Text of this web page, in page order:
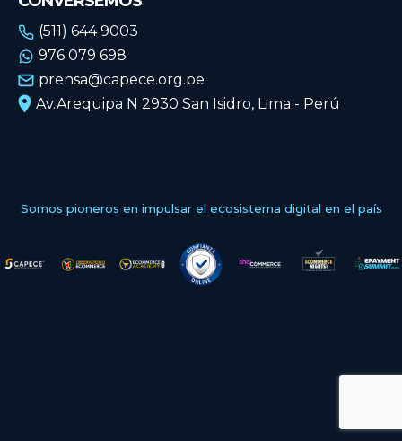
(511) 644 9003
976 079 698
prensa@capece.org.pe
Av.Arequipa N 2930 San Isidro, Lima - Perú
Somos pioneros en impulsar el ecosistema digital en el país